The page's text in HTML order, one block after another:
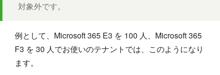
対象外です。
例として、Microsoft 365 E3 を 100 人、Microsoft 365
F3 を 30 人でお使いのテナントでは、このようになり
ます。